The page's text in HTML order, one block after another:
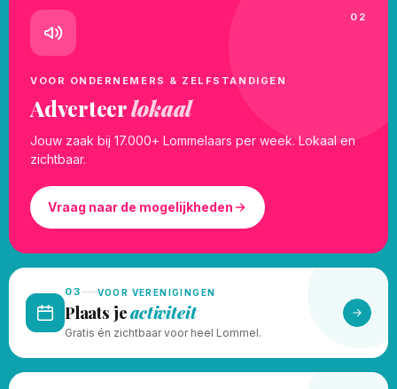
02
VOOR ONDERNEMERS & ZELFSTANDIGEN
Adverteerlokaal
Jouw zaak bij 17.000+ Lommelaars per week. Lokaal en
zichtbaar.
Vraag naar de mogelijkheden
03 VOOR VERENIGINGEN
Plaats jeactiviteit
Gratis én zichtbaar voor heel Lommel.